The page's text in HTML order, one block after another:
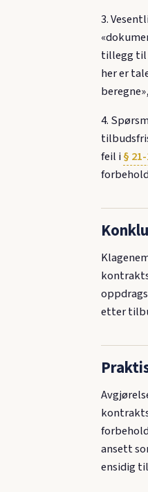
3.
tillegg til
her er
4.
feil i§
etter
ansett
ensidig